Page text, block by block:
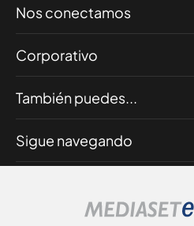
Nos conectamos
Corporativo
También puedes...
Sigue navegando